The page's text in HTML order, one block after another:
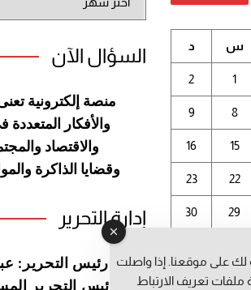
س د
1
2
8
9
15
16
22
23
29
30
الموقع
السؤال الآن
منصة إلكترونية
والأفكار
والاقتصاد
وقضايا الذاكرة
إدارة التحرير
رئيس التحرير:
رئيس التحرير
على موقعنا. إذا واصلت
تعريف الارتباط